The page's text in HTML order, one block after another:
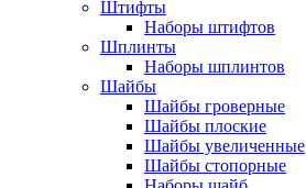
Штифты
Наборы штифтов
Шплинты
Наборы шплинтов
Шайбы
Шайбы гроверные
Шайбы плоские
Шайбы увеличенные
Шайбы стопорные